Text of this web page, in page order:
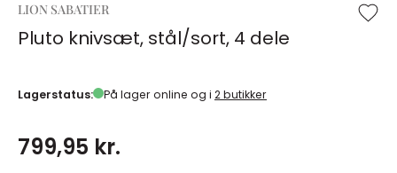
LION SABATIER
Pluto knivsæt, stål/sort, 4 dele
Lagerstatus: På lager online og i 2 butikker
799,95 kr.